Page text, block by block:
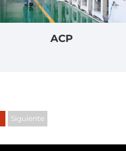
ACP
Siguiente